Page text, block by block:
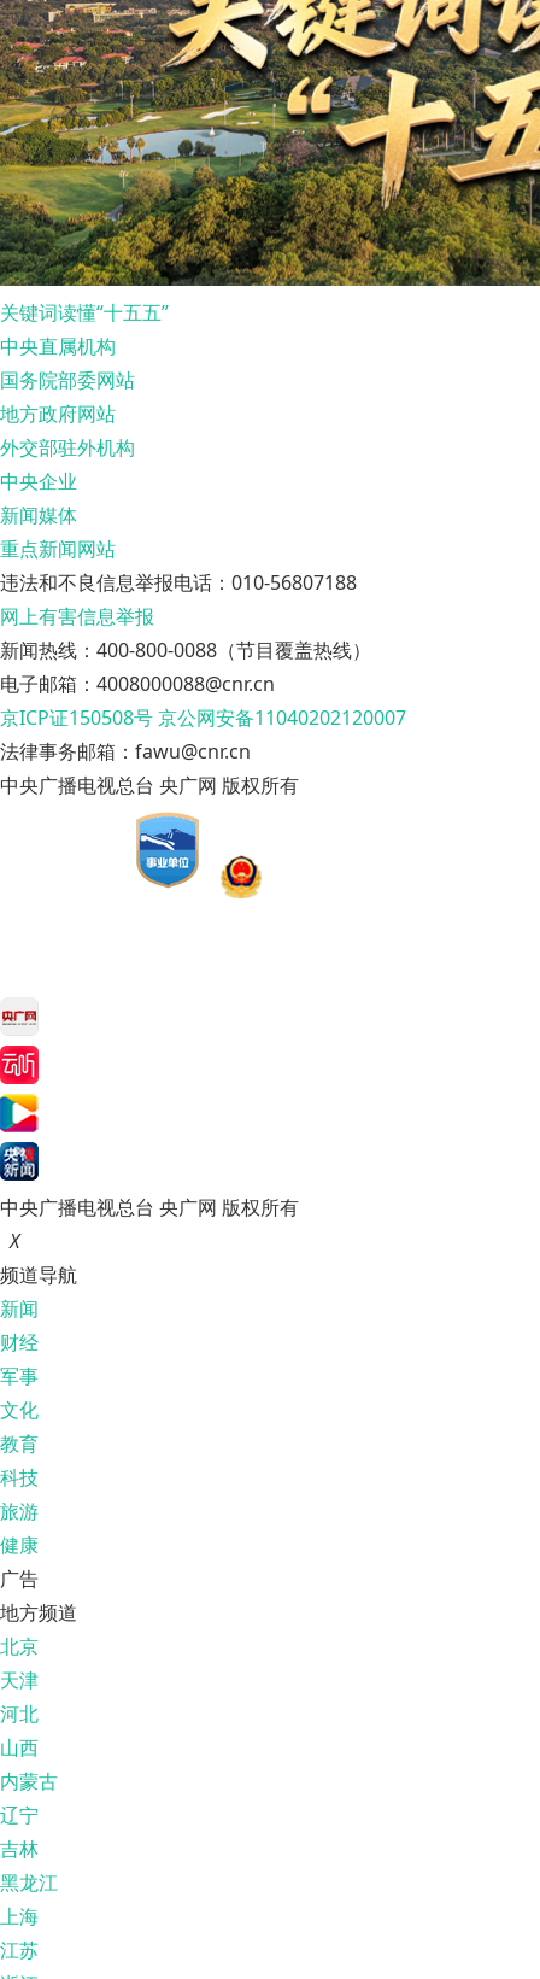
关键词读懂“十五五”
中央直属机构
国务院部委网站
地方政府网站
外交部驻外机构
中央企业
新闻媒体
重点新闻网站
违法和不良信息举报电话：010-56807188
网上有害信息举报
新闻热线：400-800-0088（节目覆盖热线）
电子邮箱：4008000088@cnr.cn
京ICP证150508号京公网安备11040202120007
法律事务邮箱：fawu@cnr.cn
中央广播电视总台 央广网 版权所有
中央广播电视总台 央广网 版权所有
X
频道导航
新闻
财经
军事
文化
教育
科技
旅游
健康
广告
地方频道
北京
天津
河北
山西
内蒙古
辽宁
吉林
黑龙江
上海
江苏